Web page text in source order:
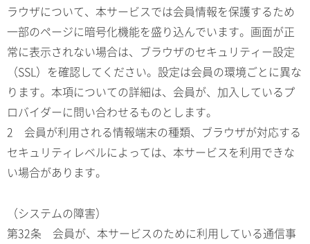
ラウザについて、本サービスでは会員情報を保護するため
一部のページに暗号化機能を盛り込んでいます。画面が正
常に表示されない場合は、ブラウザのセキュリティー設定
（SSL）を確認してください。設定は会員の環境ごとに異な
ります。本項についての詳細は、会員が、加入しているプ
ロバイダーに問い合わせるものとします。
2 会員が利用される情報端末の種類、ブラウザが対応する
セキュリティレベルによっては、本サービスを利用できな
い場合があります。
（システムの障害）
第32条 会員が、本サービスのために利用している通信事